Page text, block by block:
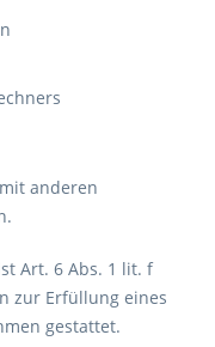
anderen
Art. 6 Abs. 1 lit. f
zur Erfüllung eines
gestattet.